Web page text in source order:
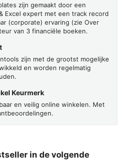
zijn gemaakt door een
Excel expert met een track record
(corporate) ervaring (zie Over
van 3 financiële boeken.
zijn met de grootst mogelijke
en worden regelmatig
Keurmerk
en veilig online winkelen. Met
in de volgende